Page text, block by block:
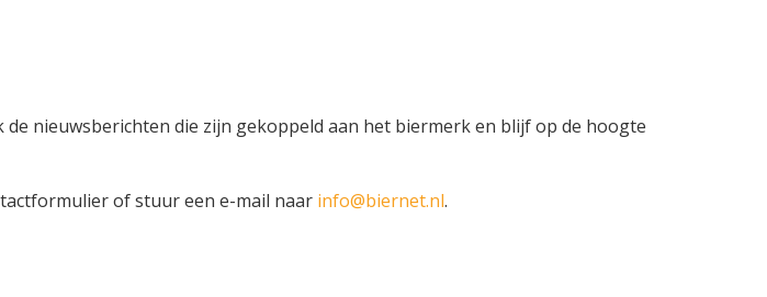
nieuwsberichten die zijn gekoppeld aan het biermerk en blijf op de hoogte
of stuur een e-mail naar info@biernet.nl.